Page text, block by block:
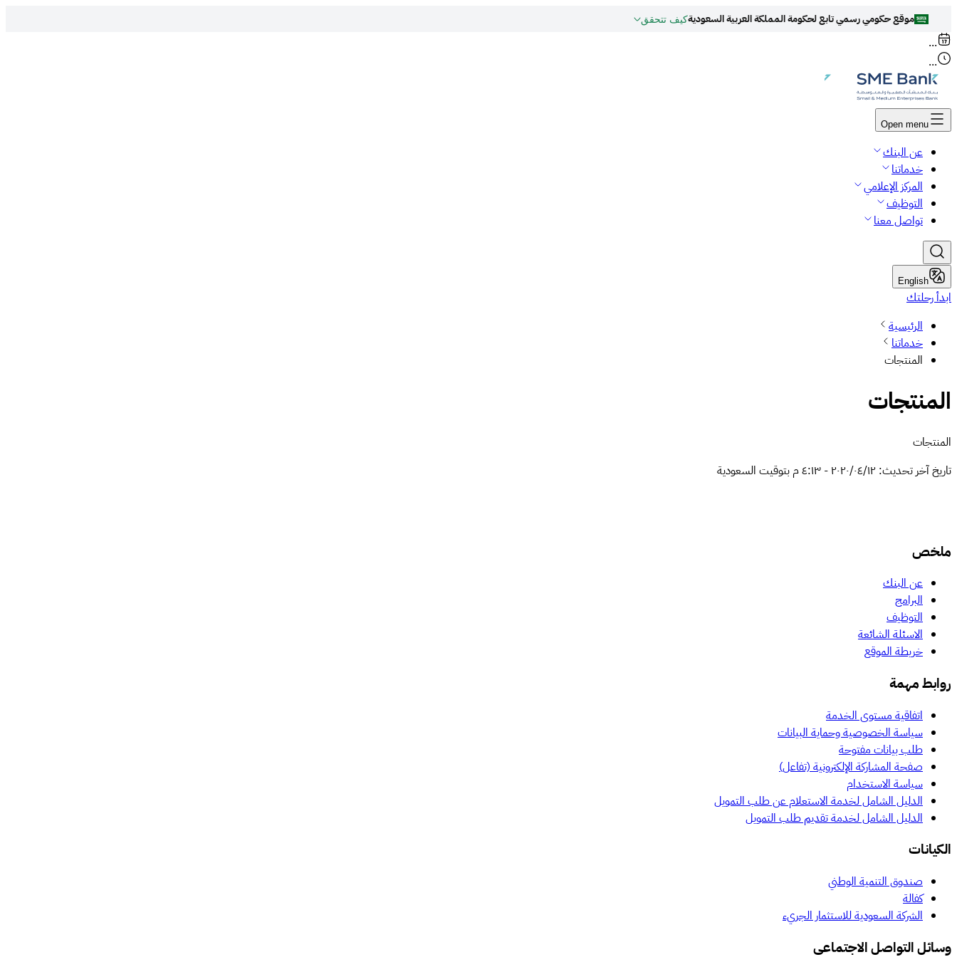
موقع حكومي رسمي تابع لحكومة المملكة العربية السعوديةكيف تتحقق
...
...
Open menu
عن البنك
خدماتنا
المركز الإعلامي
التوظيف
تواصل معنا
English
ابدأ رحلتك
الرئيسية
خدماتنا
المنتجات
المنتجات
المنتجات
تاريخ آخر تحديث: ١٢‏/٠٤‏/٢٠٢٠ - ٤:١٣ م بتوقيت السعودية
ملخص
عن البنك
البرامج
التوظيف
الاسئلة الشائعة
خريطة الموقع
روابط مهمة
اتفاقية مستوى الخدمة
سياسة الخصوصية وحماية البيانات
طلب بيانات مفتوحة
صفحة المشاركة الإلكترونية (تفاعل)
سياسة الاستخدام
الدليل الشامل لخدمة الاستعلام عن طلب التمويل
الدليل الشامل لخدمة تقديم طلب التمويل
الكيانات
صندوق التنمية الوطني
كفالة
الشركة السعودية للاستثمار الجريء
وسائل التواصل الاجتماعي